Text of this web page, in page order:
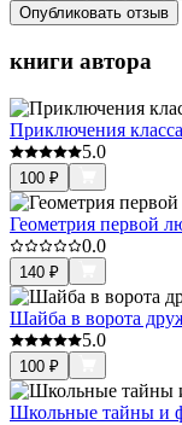
Опубликовать отзыв
книги автора
Приключения
5.0
100 ₽
Геометрия первой
0.0
140 ₽
Шайба в ворота
5.0
100 ₽
Школьные тайны и